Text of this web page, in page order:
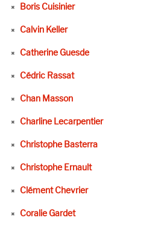
Boris Cuisinier
Calvin Keller
Catherine Guesde
Cédric Rassat
Chan Masson
Charline Lecarpentier
Christophe Basterra
Christophe Ernault
Clément Chevrier
Coralie Gardet